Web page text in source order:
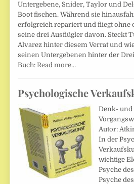
Untergebene, Snider, Taylor und
Boot fischen. Während sie
erfolgreich repariert und fliegt ohne
seine drei Ausflügler davon. Steckt
Alvarez hinter diesem Verrat und
seinen Untergebenen hinter der
Buch:Read more…
Psychologische
Denk- und
Autor:
In der
wichtige
Psyche
Psyche